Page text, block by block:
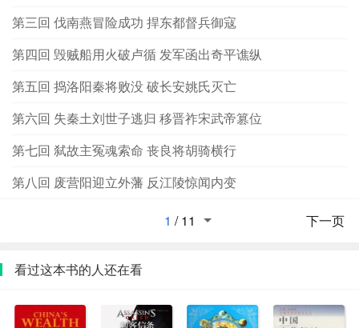
第三回 伐南燕冒险成功 捍东都督兵御寇
第四回 毁贼船用火破卢循 发军函出奇平谯纵
第五回 捣洛阳秦将败没 破长安姚氏灭亡
第六回 失秦土刘世子逃归 移晋祚宋武帝篡位
第七回 弑故主冤魂索命 丧良将胡骑横行
第八回 废营阳迎立外藩 反江陵惊闻内变
下一页
1 /11
看过这本书的人还在看